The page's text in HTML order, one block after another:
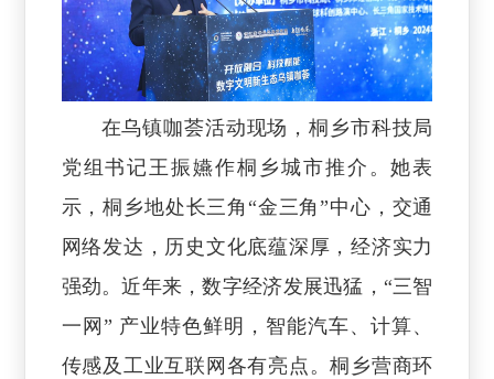
在乌镇咖荟活动现场，桐乡市科技局
党组书记王振嬿作桐乡城市推介。她表
示，桐乡地处长三角“金三角”中心，交通
网络发达，历史文化底蕴深厚，经济实力
强劲。近年来，数字经济发展迅猛，“三智
一网” 产业特色鲜明，智能汽车、计算、
传感及工业互联网各有亮点。桐乡营商环